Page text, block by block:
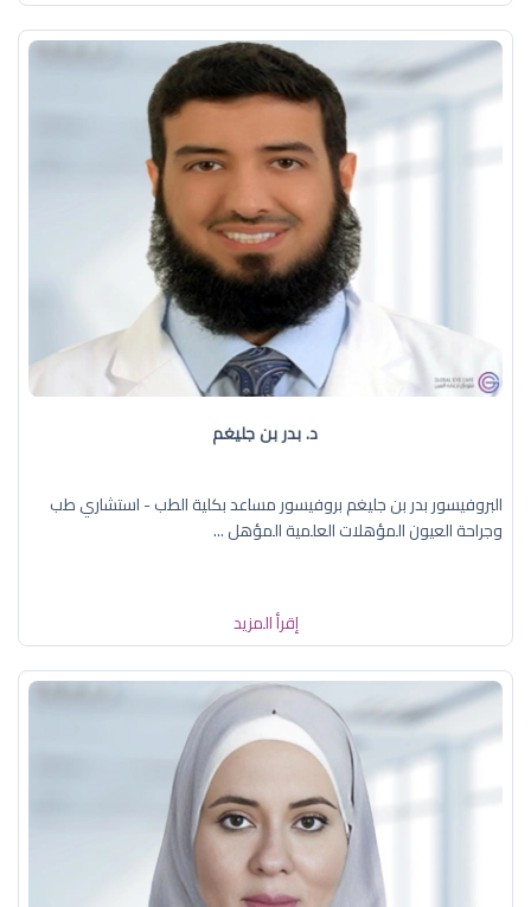
د. بدر بن جليغم
البروفيسور بدر بن جليغم بروفيسور مساعد بكلية الطب - استشاري طب
وجراحة العيون المؤهلات العلمية المؤهل ...
إقرأ المزيد